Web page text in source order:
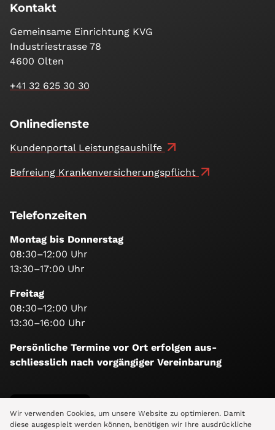
Kontakt
Gemeinsame Einrichtung KVG
Industriestrasse 78
4600 Olten
+41 32 625 30 30
Onlinedienste
Kundenportal Leistungsaushilfe
Befreiung Kranken­versicherungs­pflicht
Telefonzeiten
Montag bis Donnerstag
08:30–12:00 Uhr
13:30–17:00 Uhr
Freitag
08:30–12:00 Uhr
13:30–16:00 Uhr
Persönliche Termine vor Ort erfolgen aus­
schliesslich nach vorgängiger Vereinbarung
Folge uns
Wir verwenden Cookies, um unsere Website zu optimieren. Damit
diese ausgespielt werden können, benötigen wir Ihre ausdrückliche